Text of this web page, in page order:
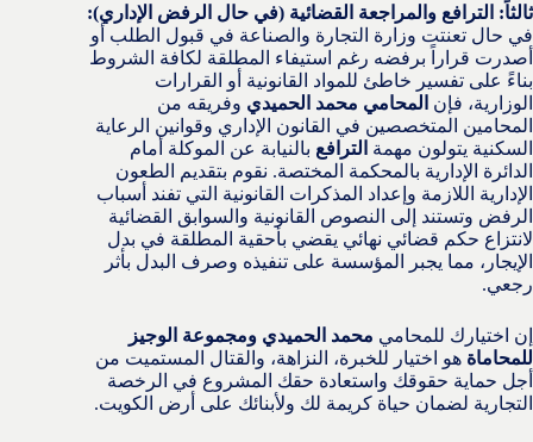
ثالثاً: الترافع والمراجعة القضائية (في حال الرفض الإداري):
في حال تعنتت وزارة التجارة والصناعة في قبول الطلب أو
أصدرت قراراً برفضه رغم استيفاء المطلقة لكافة الشروط
بناءً على تفسير خاطئ للمواد القانونية أو القرارات
الوزارية، فإن المحامي محمد الحميدي وفريقه من
المحامين المتخصصين في القانون الإداري وقوانين الرعاية
السكنية يتولون مهمة الترافع بالنيابة عن الموكلة أمام
الدائرة الإدارية بالمحكمة المختصة. نقوم بتقديم الطعون
الإدارية اللازمة وإعداد المذكرات القانونية التي تفند أسباب
الرفض وتستند إلى النصوص القانونية والسوابق القضائية
لانتزاع حكم قضائي نهائي يقضي بأحقية المطلقة في بدل
الإيجار، مما يجبر المؤسسة على تنفيذه وصرف البدل بأثر
رجعي.
إن اختيارك للمحامي محمد الحميدي ومجموعة الوجيز
للمحاماة هو اختيار للخبرة، النزاهة، والقتال المستميت من
أجل حماية حقوقك واستعادة حقك المشروع في الرخصة
التجارية لضمان حياة كريمة لك ولأبنائك على أرض الكويت.